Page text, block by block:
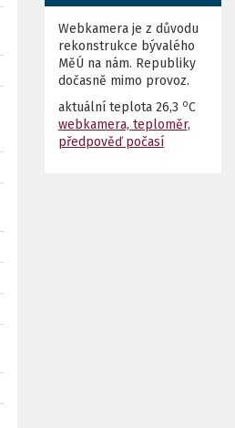
Webkamera je z důvodu
rekonstrukce bývalého
MěÚ na nám. Republiky
dočasně mimo provoz.
aktuální teplota 26,3 oC
webkamera, teploměr,
předpověď počasí